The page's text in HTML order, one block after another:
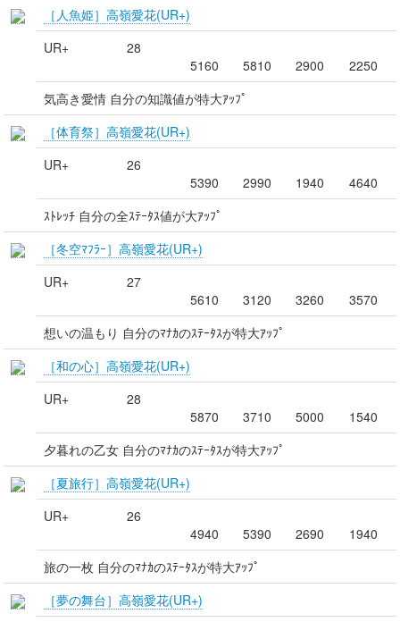
［人魚姫］高嶺愛花(UR+)
UR+
28
5160
5810 2900
2250
気高き愛情 自分の知識値が特大ｱｯﾌﾟ
［体育祭］高嶺愛花(UR+)
UR+
26
5390
2990 1940
4640
ｽﾄﾚｯﾁ 自分の全ｽﾃｰﾀｽ値が大ｱｯﾌﾟ
［冬空ﾏﾌﾗｰ］高嶺愛花(UR+)
UR+
27
5610
3120 3260
3570
想いの温もり 自分のﾏﾅｶのｽﾃｰﾀｽが特大ｱｯﾌﾟ
［和の心］高嶺愛花(UR+)
UR+
28
5870
3710 5000
1540
夕暮れの乙女 自分のﾏﾅｶのｽﾃｰﾀｽが特大ｱｯﾌﾟ
［夏旅行］高嶺愛花(UR+)
UR+
26
4940
5390 2690
1940
旅の一枚 自分のﾏﾅｶのｽﾃｰﾀｽが特大ｱｯﾌﾟ
［夢の舞台］高嶺愛花(UR+)